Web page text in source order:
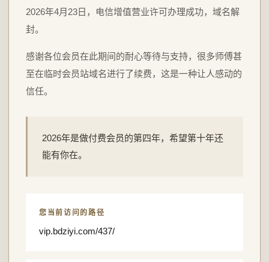
2026年4月23日，电信增值营业许可办理成功，域名解
封。
感谢各位会员在此期间的耐心等待与支持，很多师傅甚
至在临时会员站域名进行了续费，这是一种让人感动的
信任。
2026年是做付费会员的第四年，希望第十年还
能有你在。
您当前访问的路径
vip.bdziyi.com/437/